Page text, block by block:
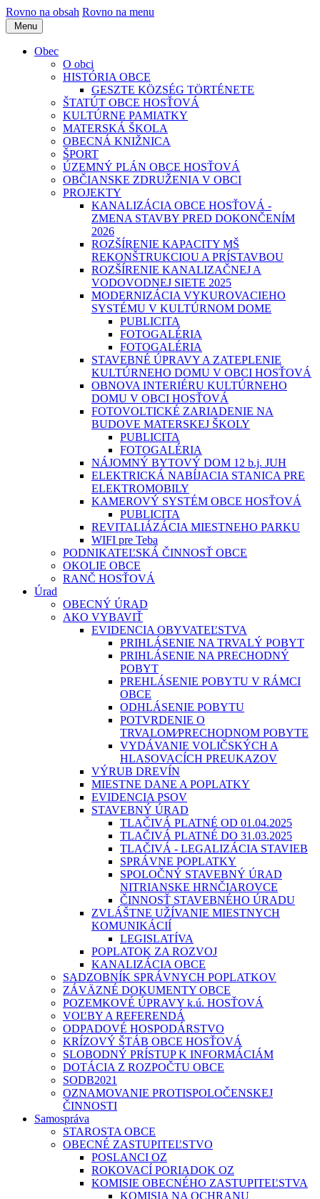
Rovno na obsah Rovno na menu
Menu
Obec
O obci
HISTÓRIA OBCE
GESZTE KÖZSÉG TÖRTÉNETE
ŠTATÚT OBCE HOSŤOVÁ
KULTÚRNE PAMIATKY
MATERSKÁ ŠKOLA
OBECNÁ KNIŽNICA
ŠPORT
ÚZEMNÝ PLÁN OBCE HOSŤOVÁ
OBČIANSKE ZDRUŽENIA V OBCI
PROJEKTY
KANALIZÁCIA OBCE HOSŤOVÁ -
ZMENA STAVBY PRED DOKONČENÍM
2026
ROZŠÍRENIE KAPACITY MŠ
REKONŠTRUKCIOU A PRÍSTAVBOU
ROZŠÍRENIE KANALIZAČNEJ A
VODOVODNEJ SIETE 2025
MODERNIZÁCIA VYKUROVACIEHO
SYSTÉMU V KULTÚRNOM DOME
PUBLICITA
FOTOGALÉRIA
FOTOGALÉRIA
STAVEBNÉ ÚPRAVY A ZATEPLENIE
KULTÚRNEHO DOMU V OBCI HOSŤOVÁ
OBNOVA INTERIÉRU KULTÚRNEHO
DOMU V OBCI HOSŤOVÁ
FOTOVOLTICKÉ ZARIADENIE NA
BUDOVE MATERSKEJ ŠKOLY
PUBLICITA
FOTOGALÉRIA
NÁJOMNÝ BYTOVÝ DOM 12 b.j. JUH
ELEKTRICKÁ NABÍJACIA STANICA PRE
ELEKTROMOBILY
KAMEROVÝ SYSTÉM OBCE HOSŤOVÁ
PUBLICITA
REVITALIÁZÁCIA MIESTNEHO PARKU
WIFI pre Teba
PODNIKATEĽSKÁ ČINNOSŤ OBCE
OKOLIE OBCE
RANČ HOSŤOVÁ
Úrad
OBECNÝ ÚRAD
AKO VYBAVIŤ
EVIDENCIA OBYVATEĽSTVA
PRIHLÁSENIE NA TRVALÝ POBYT
PRIHLÁSENIE NA PRECHODNÝ
POBYT
PREHLÁSENIE POBYTU V RÁMCI
OBCE
ODHLÁSENIE POBYTU
POTVRDENIE O
TRVALOM⁄PRECHODNOM POBYTE
VYDÁVANIE VOLIČSKÝCH A
HLASOVACÍCH PREUKAZOV
VÝRUB DREVÍN
MIESTNE DANE A POPLATKY
EVIDENCIA PSOV
STAVEBNÝ ÚRAD
TLAČIVÁ PLATNÉ OD 01.04.2025
TLAČIVÁ PLATNÉ DO 31.03.2025
TLAČIVÁ - LEGALIZÁCIA STAVIEB
SPRÁVNE POPLATKY
SPOLOČNÝ STAVEBNÝ ÚRAD
NITRIANSKE HRNČIAROVCE
ČINNOSŤ STAVEBNÉHO ÚRADU
ZVLÁŠTNE UŽÍVANIE MIESTNYCH
KOMUNIKÁCIÍ
LEGISLATÍVA
POPLATOK ZA ROZVOJ
KANALIZÁCIA OBCE
SADZOBNÍK SPRÁVNYCH POPLATKOV
ZÁVÄZNÉ DOKUMENTY OBCE
POZEMKOVÉ ÚPRAVY k.ú. HOSŤOVÁ
VOĽBY A REFERENDÁ
ODPADOVÉ HOSPODÁRSTVO
KRÍZOVÝ ŠTÁB OBCE HOSŤOVÁ
SLOBODNÝ PRÍSTUP K INFORMÁCIÁM
DOTÁCIA Z ROZPOČTU OBCE
SODB2021
OZNAMOVANIE PROTISPOLOČENSKEJ
ČINNOSTI
Samospráva
STAROSTA OBCE
OBECNÉ ZASTUPITEĽSTVO
POSLANCI OZ
ROKOVACÍ PORIADOK OZ
KOMISIE OBECNÉHO ZASTUPITEĽSTVA
KOMISIA NA OCHRANU